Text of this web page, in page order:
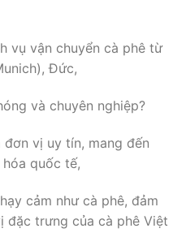
vụ vận chuyển cà phê từ
Đức,
và chuyên nghiệp?
đơn vị uy tín, mang đến
quốc tế,
cảm như cà phê, đảm
đặc trưng của cà phê Việt